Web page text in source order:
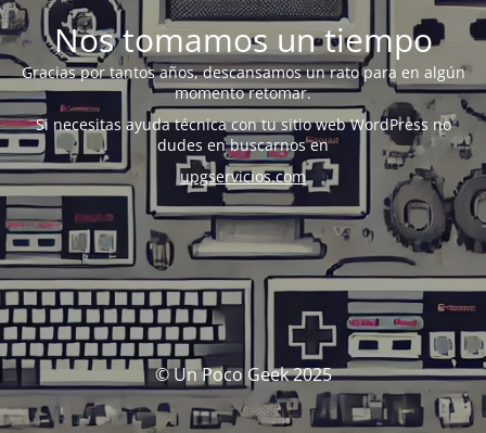
Nos tomamos un tiempo
Gracias por tantos años, descansamos un rato para en algún
momento retomar.
Si necesitas ayuda técnica con tu sitio web WordPress no
dudes en buscarnos en
upgservicios.com
© Un Poco Geek 2025